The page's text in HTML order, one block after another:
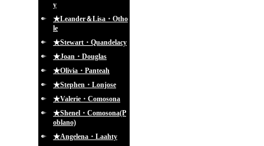
y
★Leander＆Lisa・Otho
le
★Stewart・Quandelacy
★Joan・Douglas
★Olivia・Panteah
★Stephen・Lonjose
★Valerie・Comosona
★Shenel・Comosona(P
oblano)
★Angelena・Laahty